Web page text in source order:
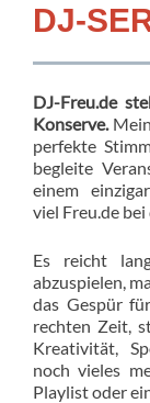
DJ-
DJ-Freu.de
Konserve.
perfekte
begleite
einem
viel Freu.de
Es reicht
abzuspielen,
das Gespür
rechten Zeit,
Kreativität,
noch vieles
Playlist oder